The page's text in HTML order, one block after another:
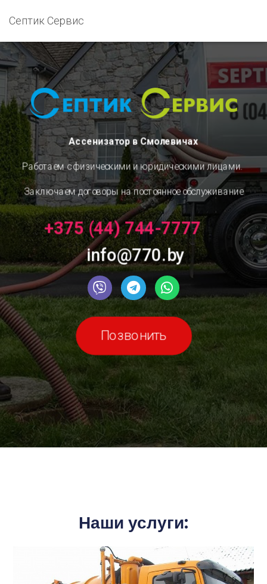
Септик Сервис
Ассенизатор в Смолевичах
Работаем с физическими и юридическими лицами.
Заключаем договоры на постоянное обслуживание
+375 (44) 744-7777
info@770.by
Позвонить
Наши услуги: